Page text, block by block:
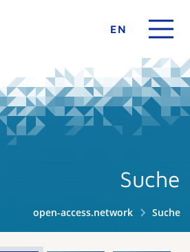
EN
Suche
open-access.network Suche